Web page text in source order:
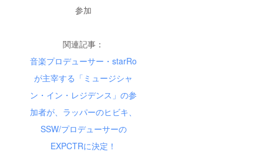
参加
関連記事：
音楽プロデューサー・starRo
が主宰する「ミュージシャ
ン・イン・レジデンス」の参
加者が、ラッパーのヒビキ、
SSW/プロデューサーの
EXPCTRに決定！